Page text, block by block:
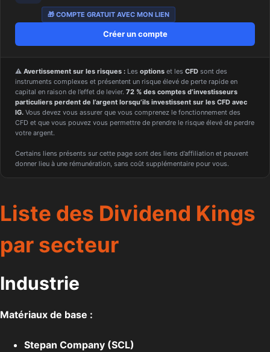
🎁 COMPTE GRATUIT AVEC MON LIEN
Créer un compte
⚠️ Avertissement sur les risques : Les options et les CFD sont des
instruments complexes et présentent un risque élevé de perte rapide en
capital en raison de l’effet de levier. 72 % des comptes d’investisseurs
particuliers perdent de l’argent lorsqu’ils investissent sur les CFD avec
IG. Vous devez vous assurer que vous comprenez le fonctionnement des
CFD et que vous pouvez vous permettre de prendre le risque élevé de perdre
votre argent.
Certains liens présents sur cette page sont des liens d’affiliation et peuvent
donner lieu à une rémunération, sans coût supplémentaire pour vous.
Liste des Dividend Kings
par secteur
Industrie
Matériaux de base :
Stepan Company (SCL)